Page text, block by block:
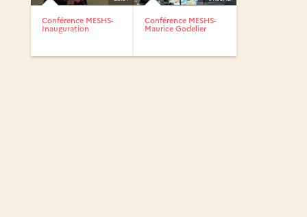
Conférence MESHS-
Inauguration
Conférence MESHS-
Maurice Godelier